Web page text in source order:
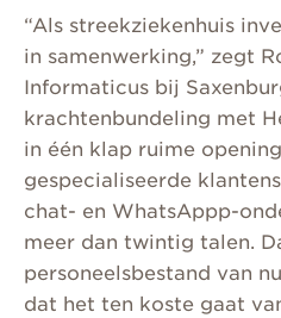
“Als streekziekenhuis
in samenwerking,” zegt
Informaticus bij
krachtenbundeling met
in één klap ruime
gespecialiseerde
chat- en WhatsAppp-
meer dan twintig talen.
personeelsbestand van
dat het ten koste gaat